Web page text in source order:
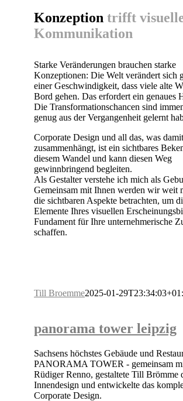
Konzeption trifft
Kommunikation
Starke Veränderungen brauchen starke
Konzeptionen: Die Welt verändert sich
einer Geschwindigkeit, dass viele alte
Bord gehen. Das erfordert ein genaues
Die Transformationschancen sind
genug aus der Vergangenheit gelernt
Corporate Design und all das, was damit
zusammenhängt, ist ein sichtbares
diesem Wandel und kann diesen Weg
gewinnbringend begleiten.
Als Gestalter verstehe ich mich als
Gemeinsam mit Ihnen werden wir weit
die sichtbaren Aspekte betrachten, um
Elemente Ihres visuellen
Fundament für Ihre unternehmerische
schaffen.
Till Broemme2025-01-
panorama tower leipzig
Sachsens höchstes Gebäude und
PANORAMA TOWER - gemeinsam
Rüdiger Renno, gestaltete Till Brömme
Innendesign und entwickelte das
Corporate Design.